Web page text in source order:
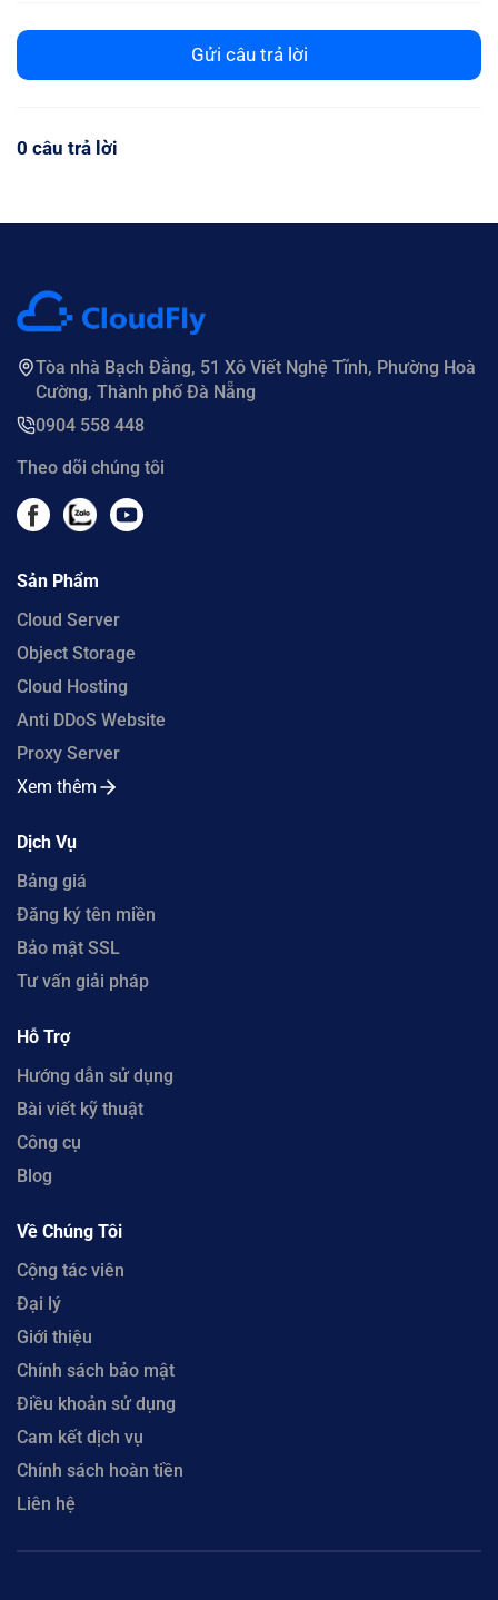
Gửi câu trả lời
0 câu trả lời
Tòa nhà Bạch Đằng, 51 Xô Viết Nghệ Tĩnh, Phường Hoà
Cường, Thành phố Đà Nẵng
0904 558 448
Theo dõi chúng tôi
Sản Phẩm
Cloud Server
Object Storage
Cloud Hosting
Anti DDoS Website
Proxy Server
Xem thêm
Dịch Vụ
Bảng giá
Đăng ký tên miền
Bảo mật SSL
Tư vấn giải pháp
Hỗ Trợ
Hướng dẫn sử dụng
Bài viết kỹ thuật
Công cụ
Blog
Về Chúng Tôi
Cộng tác viên
Đại lý
Giới thiệu
Chính sách bảo mật
Điều khoản sử dụng
Cam kết dịch vụ
Chính sách hoàn tiền
Liên hệ